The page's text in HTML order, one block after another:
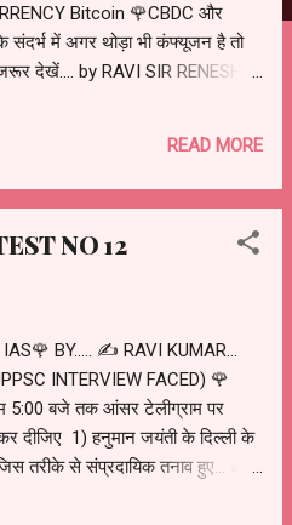
Bitcoin 🌹CBDC और
संदर्भ में अगर थोड़ा भी कंफ्यूजन है तो
देखें.... by RAVI SIR RENESHA
READ MORE
NO 12
IAS🌹 BY..... ✍️ RAVI KUMAR...
INTERVIEW FACED) 🌹
5:00 बजे तक आंसर टेलीग्राम पर
दीजिए 1) हनुमान जयंती के दिल्ली के
जिस तरीके से संप्रदायिक तनाव हुए... ✍️